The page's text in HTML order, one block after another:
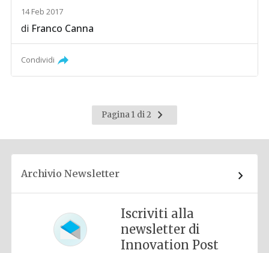
14 Feb 2017
di Franco Canna
Condividi
Pagina 1 di 2
Pagina
successiva
Archivio Newsletter
Iscriviti alla
newsletter di
Innovation Post